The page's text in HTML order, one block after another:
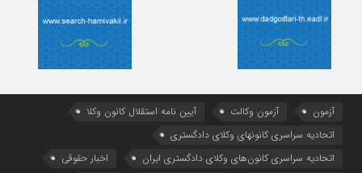
آزمون آزمون وکالت
آیین ‌نامه استقلال کانون وکلا
اتحادیه سراسری کانونهای وکلای دادگستری
اتحادیه سراسری کانون‌های وکلای دادگستری ایران
اخبار حقوقی